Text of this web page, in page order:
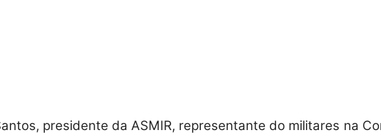
presidente da ASMIR, representante do militares na